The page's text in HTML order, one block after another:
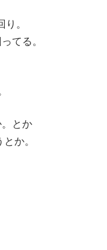
。
てる。
とか
か。